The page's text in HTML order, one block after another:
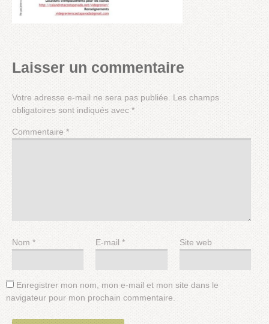
Laisser un commentaire
Votre adresse e-mail ne sera pas publiée. Les champs
obligatoires sont indiqués avec *
Commentaire *
Nom * E-mail* Site web
Enregistrer mon nom, mon e-mail et mon site dans le
navigateur pour mon prochain commentaire.